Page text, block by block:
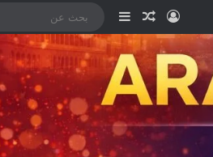
تسجيل الدخول
مقال عشوائي
إضافة عمود جانبي